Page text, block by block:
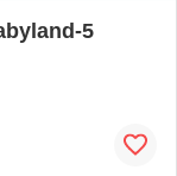
5